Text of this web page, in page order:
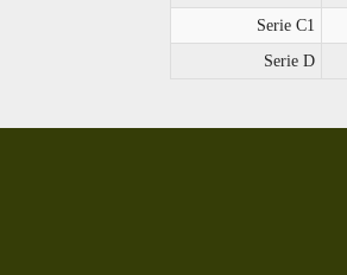
Serie C1
Serie D